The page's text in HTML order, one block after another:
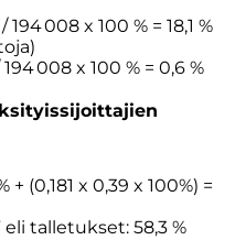
008 x 100 % = 18,1 %
008 x 100 % = 0,6 %
(0,181 x 0,39 x 100%) =
talletukset: 58,3 %